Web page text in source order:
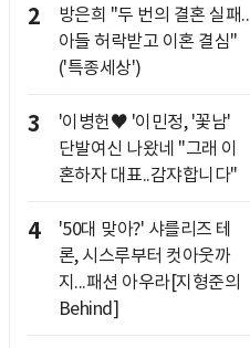
2
방은희 "두 번의 결혼 실패..
아들 허락받고 이혼 결심"
('특종세상')
3
'이병헌♥ '이민정, '꽃남'
단발여신 나왔네 "그래 이
혼하자 대표..감쟈합니다"
4
'50대 맞아?' 샤를리즈 테
론, 시스루부터 컷아웃까
지...패션 아우라[지형준의
Behind]